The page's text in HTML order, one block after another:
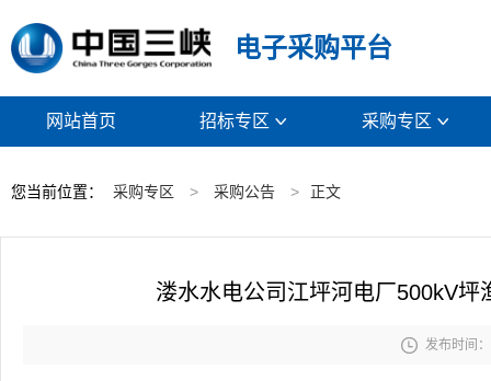
电子采购平台
网站首页 招标专区  采购专区 
您当前位置： 采购专区 > 采购公告 > 正文
溇水水电公司江坪河电厂500kV
 发布时间